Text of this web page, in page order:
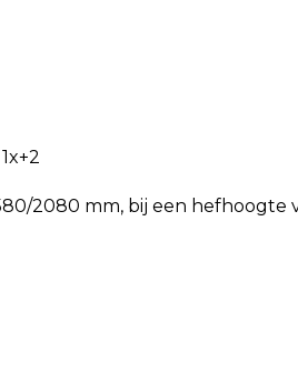
2080 mm, bij een hefhoogte